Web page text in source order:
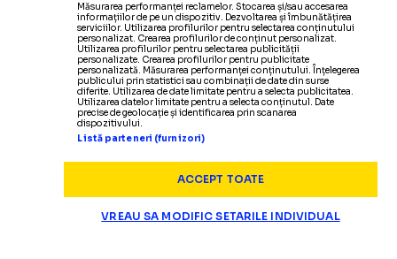
Măsurarea performanței reclamelor. Stocarea și/sau accesarea
informațiilor de pe un dispozitiv. Dezvoltarea și îmbunătățirea
serviciilor. Utilizarea profilurilor pentru selectarea conținutului
personalizat. Crearea profilurilor de conținut personalizat.
Utilizarea profilurilor pentru selectarea publicității
personalizate. Crearea profilurilor pentru publicitate
personalizată. Măsurarea performanței conținutului. Înțelegerea
publicului prin statistici sau combinații de date din surse
diferite. Utilizarea de date limitate pentru a selecta publicitatea.
Utilizarea datelor limitate pentru a selecta conținutul. Date
precise de geolocație și identificarea prin scanarea
dispozitivului.
Listă parteneri (furnizori)
ACCEPT TOATE
VREAU SA MODIFIC SETARILE INDIVIDUAL